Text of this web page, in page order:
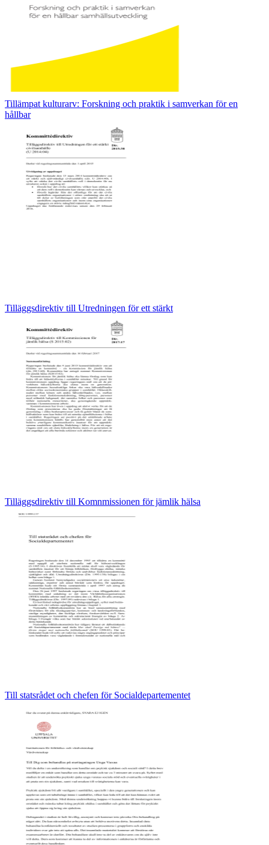
Tillämpat kulturarv: Forskning och praktik i samverkan för en
hållbar
Tilläggsdirektiv till Utredningen för ett stärkt
Tilläggsdirektiv till Komnmissionen för jämlik hälsa
Till statsrådet och chefen för Socialdepartementet